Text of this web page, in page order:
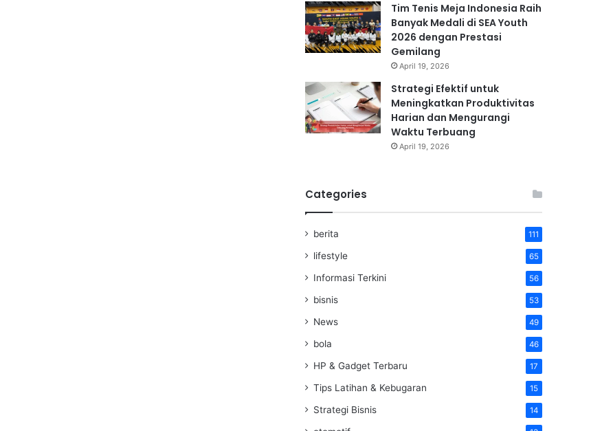
Tim Tenis Meja Indonesia Raih
Banyak Medali di SEA Youth
2026 dengan Prestasi
Gemilang
April 19, 2026
Strategi Efektif untuk
Meningkatkan Produktivitas
Harian dan Mengurangi
Waktu Terbuang
April 19, 2026
Categories
berita 111
lifestyle 65
Informasi Terkini 56
bisnis 53
News 49
bola 46
HP & Gadget Terbaru 17
Tips Latihan & Kebugaran 15
Strategi Bisnis 14